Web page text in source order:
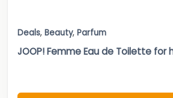
Deals, Beauty, Parfum
JOOP! Femme Eau de Toilette for